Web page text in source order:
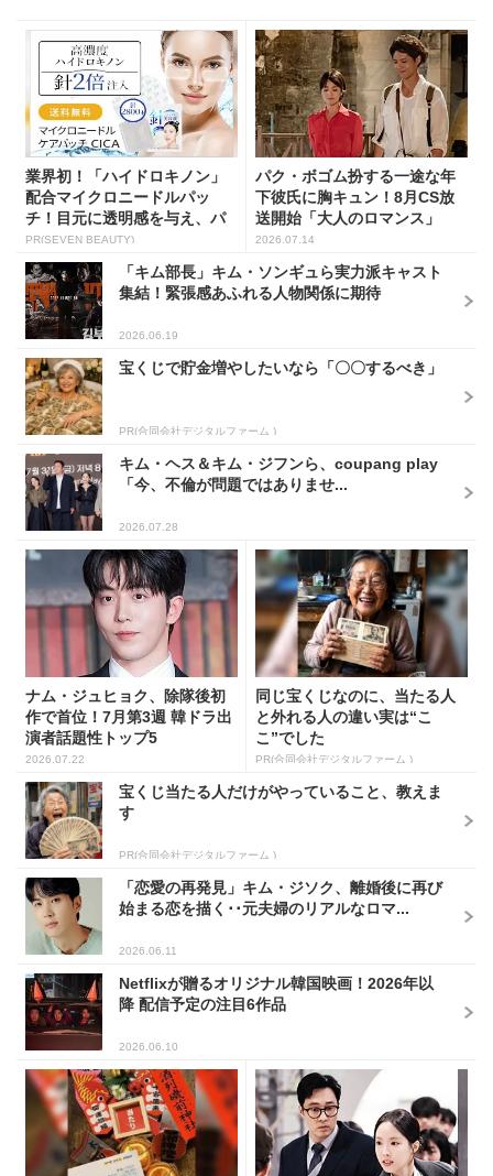
業界初！「ハイドロキノン」
配合マイクロニードルパッ
チ！目元に透明感を与え、パ
ッと...
PR(SEVEN BEAUTY)
パク・ボゴム扮する一途な年
下彼氏に胸キュン！8月CS放
送開始「大人のロマンス」
韓...
2026.07.14
「キム部長」キム・ソンギュら実力派キャスト
集結！緊張感あふれる人物関係に期待
2026.06.19
宝くじで貯金増やしたいなら「〇〇するべき」
PR(合同会社デジタルファーム )
キム・ヘス＆キム・ジフンら、coupang play
「今、不倫が問題ではありませ...
2026.07.28
ナム・ジュヒョク、除隊後初
作で首位！7月第3週 韓ドラ出
演者話題性トップ5
2026.07.22
同じ宝くじなのに、当たる人
と外れる人の違い実は“こ
こ”でした
PR(合同会社デジタルファーム )
宝くじ当たる人だけがやっていること、教えま
す
PR(合同会社デジタルファーム )
「恋愛の再発見」キム・ジソク、離婚後に再び
始まる恋を描く･･元夫婦のリアルなロマ...
2026.06.11
Netflixが贈るオリジナル韓国映画！2026年以
降 配信予定の注目6作品
2026.06.10